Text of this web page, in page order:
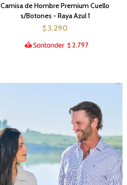
Camisa de Hombre Premium Cuello
s/Botones - Raya Azul 1
$ 3.290
$ 2.797